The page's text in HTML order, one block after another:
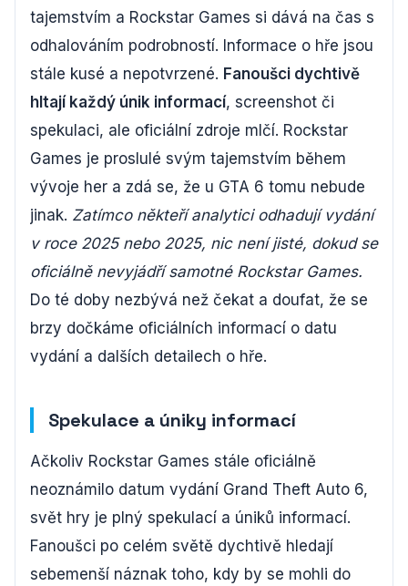
tajemstvím a Rockstar Games si dává na čas s
odhalováním podrobností. Informace o hře jsou
stále kusé a nepotvrzené. Fanoušci dychtivě
hltají každý únik informací, screenshot či
spekulaci, ale oficiální zdroje mlčí. Rockstar
Games je proslulé svým tajemstvím během
vývoje her a zdá se, že u GTA 6 tomu nebude
jinak. Zatímco někteří analytici odhadují vydání
v roce 2025 nebo 2025, nic není jisté, dokud se
oficiálně nevyjádří samotné Rockstar Games.
Do té doby nezbývá než čekat a doufat, že se
brzy dočkáme oficiálních informací o datu
vydání a dalších detailech o hře.
Spekulace a úniky informací
Ačkoliv Rockstar Games stále oficiálně
neoznámilo datum vydání Grand Theft Auto 6,
svět hry je plný spekulací a úniků informací.
Fanoušci po celém světě dychtivě hledají
sebemenší náznak toho, kdy by se mohli do